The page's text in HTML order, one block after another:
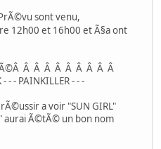
sont venu,
12h00 et 16h00 et Ã§a ont
Â Â Â Â Â Â Â Â Â
- - PAINKILLER - - -
a voir "SUN GIRL"
aurai Ã©tÃ© un bon nom